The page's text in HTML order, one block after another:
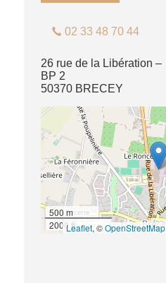
02 33 48 70 44
26 rue de la Libération –
BP 2
50370 BRECEY
500 m
2000 ftLeaflet, ©OpenStreetMap